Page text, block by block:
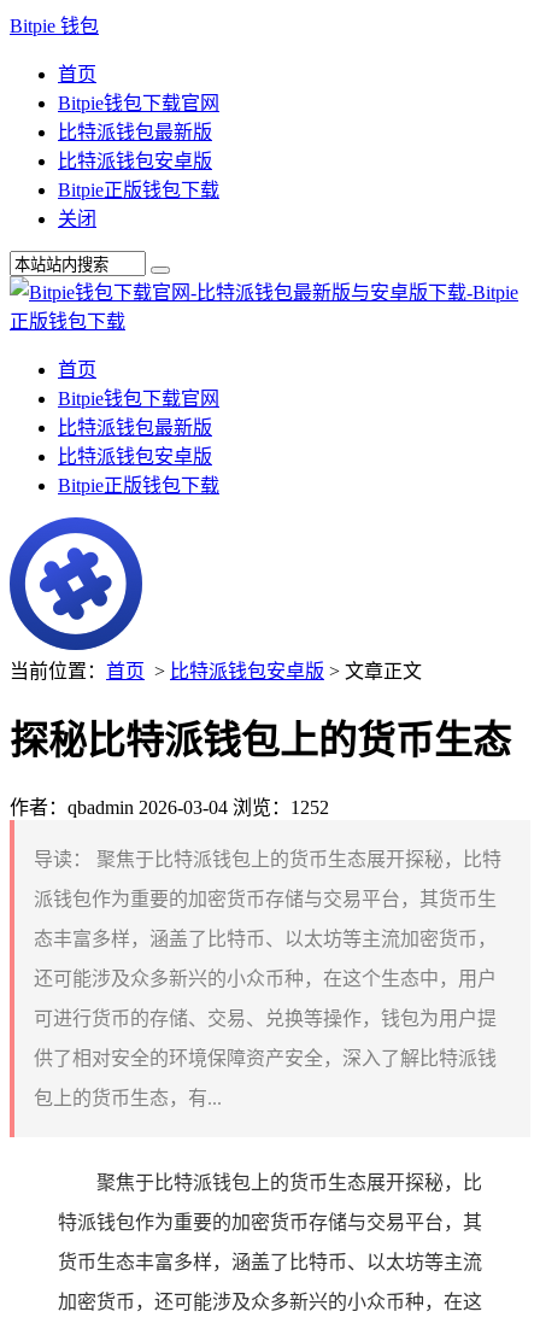
Bitpie 钱包
首页
Bitpie钱包下载官网
比特派钱包最新版
比特派钱包安卓版
Bitpie正版钱包下载
关闭
首页
Bitpie钱包下载官网
比特派钱包最新版
比特派钱包安卓版
Bitpie正版钱包下载
当前位置： 首页 > 比特派钱包安卓版 > 文章正文
探秘比特派钱包上的货币生态
作者：qbadmin 2026-03-04 浏览：1252
导读：
聚焦于比特派钱包上的货币生态展开探秘，比特
派钱包作为重要的加密货币存储与交易平台，其货币生
态丰富多样，涵盖了比特币、以太坊等主流加密货币，
还可能涉及众多新兴的小众币种，在这个生态中，用户
可进行货币的存储、交易、兑换等操作，钱包为用户提
供了相对安全的环境保障资产安全，深入了解比特派钱
包上的货币生态，有...
聚焦于比特派钱包上的货币生态展开探秘，比
特派钱包作为重要的加密货币存储与交易平台，其
货币生态丰富多样，涵盖了比特币、以太坊等主流
加密货币，还可能涉及众多新兴的小众币种，在这